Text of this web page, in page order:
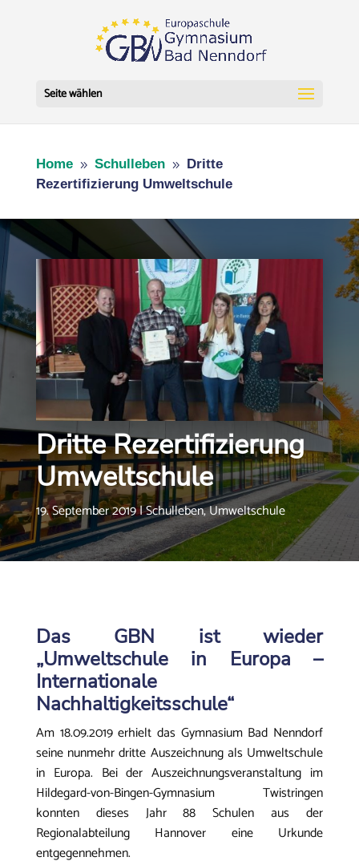
Seite wählen
Home 9 Schulleben 9 Dritte
Rezertifizierung Umweltschule
Dritte Rezertifizierung
Umweltschule
19. September 2019|Schulleben,Umweltschule
Das GBN ist wieder
„Umweltschule in Europa –
Internationale
Nachhaltigkeitsschule“
Am 18.09.2019 erhielt das Gymnasium Bad Nenndorf
seine nunmehr dritte Auszeichnung als Umweltschule
in Europa. Bei der Auszeichnungsveranstaltung im
Hildegard-von-Bingen-Gymnasium Twistringen
konnten dieses Jahr 88 Schulen aus der
Regionalabteilung Hannover eine Urkunde
entgegennehmen.